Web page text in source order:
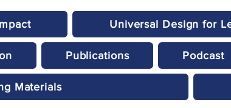
Universal Design for
Publications Podcast
Materials